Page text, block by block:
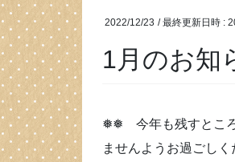
2022/12/23 / 最終更新日時 :
1月のお知
❅❅ 今年も残すところ
ませんようお過ごし